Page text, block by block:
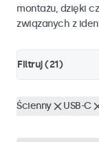
montażu, dzięki
związanych z
Filtruj (21)
Ścienny USB-C